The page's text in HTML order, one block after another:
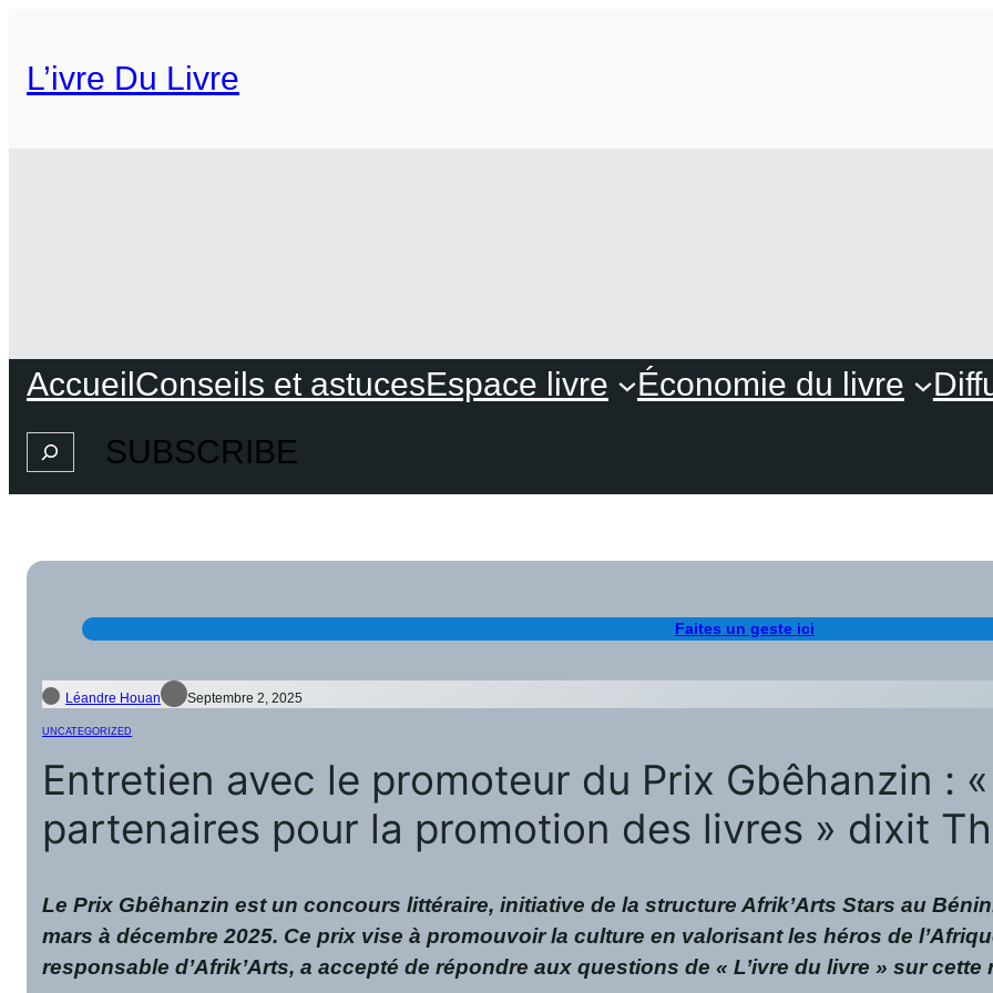
L’ivre Du Livre
AccueilConseils et astucesEspace livre Économie du livre
SearchSUBSCRIBE
Faites un geste ici
Léandre Houan Septembre 2, 2025
UNCATEGORIZED
Entretien avec le promoteur du Prix Gbêhanzin :
partenaires pour la promotion des livres » dixit
Le Prix Gbêhanzin est un concours littéraire, initiative de la structure Afrik’Arts Stars au
mars à décembre 2025. Ce prix vise à promouvoir la culture en valorisant les héros de
responsable d’Afrik’Arts, a accepté de répondre aux questions de « L’ivre du livre » sur